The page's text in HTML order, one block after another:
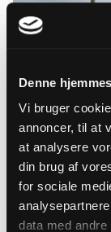
Denne
Vi bruger
annoncer, til at
at analysere
din brug af
for sociale
data med
Dannebrog og
Winther.
Siden
ukrainske
har Røde
hjælpe